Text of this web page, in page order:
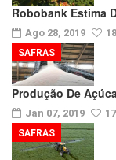
Robobank Estima
Ago 28, 2019
Produção De
Jan 07, 2019
SAFRAS
SAFRAS